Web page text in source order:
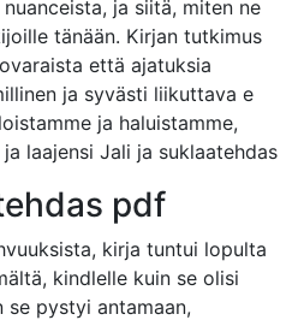
ja siitä, miten ne
tänään. Kirjan tutkimus
että ajatuksia
ja syvästi liikuttava e
ja haluistamme,
laajensi Jali ja suklaatehdas
pdf
kirja tuntui lopulta
kindlelle kuin se olisi
se pystyi antamaan,